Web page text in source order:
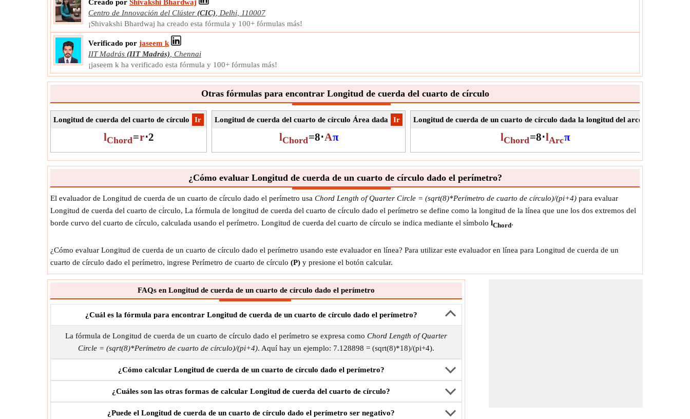
Creado por Shivakshi Bhardwaj
Centro de Innovación del Clúster (CIC), Delhi, 110007
¡Shivakshi Bhardwaj ha creado esta fórmula y 100+ fórmulas más!
Verificado por jaseem k
IIT Madrás (IIT Madrás), Chennai
¡jaseem k ha verificado esta fórmula y 100+ fórmulas más!
Otras fórmulas para encontrar Longitud de cuerda del cuarto de círculo
​Ir
Longitud de cuerda del cuarto de círculo
lChord=r⋅2
​Ir
Longitud de cuerda del cuarto de círculo Área dada
lChord=8⋅Aπ
Longitud de cuerda de un cuarto de círculo dada la longitud del arco
lChord=8⋅lArcπ
¿Cómo evaluar Longitud de cuerda de un cuarto de círculo dado el perímetro?
El evaluador de Longitud de cuerda de un cuarto de círculo dado el perímetro usa Chord Length of Quarter Circle = (sqrt(8)*Perímetro de cuarto de círculo)/(pi+4) para evaluar
Longitud de cuerda del cuarto de círculo, La fórmula de longitud de cuerda del cuarto de círculo dado el perímetro se define como la longitud de la línea que une los dos extremos del
borde curvo del cuarto de círculo, calculada usando el perímetro. Longitud de cuerda del cuarto de círculo se indica mediante el símbolo lChord.
¿Cómo evaluar Longitud de cuerda de un cuarto de círculo dado el perímetro usando este evaluador en línea? Para utilizar este evaluador en línea para Longitud de cuerda de un
cuarto de círculo dado el perímetro, ingrese Perímetro de cuarto de círculo (P) y presione el botón calcular.
FAQs en Longitud de cuerda de un cuarto de círculo dado el perímetro
¿Cuál es la fórmula para encontrar Longitud de cuerda de un cuarto de círculo dado el perímetro?
La fórmula de Longitud de cuerda de un cuarto de círculo dado el perímetro se expresa como Chord Length of Quarter
Circle = (sqrt(8)*Perímetro de cuarto de círculo)/(pi+4). Aquí hay un ejemplo: 7.128898 = (sqrt(8)*18)/(pi+4).
¿Cómo calcular Longitud de cuerda de un cuarto de círculo dado el perímetro?
¿Cuáles son las otras formas de calcular Longitud de cuerda del cuarto de círculo?
¿Puede el Longitud de cuerda de un cuarto de círculo dado el perímetro ser negativo?